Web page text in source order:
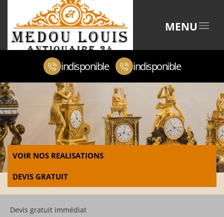
MENU
indisponible indisponible
VOIR NOS REALISATIONS
DEVIS GRATUIT
Devis gratuit immédiat